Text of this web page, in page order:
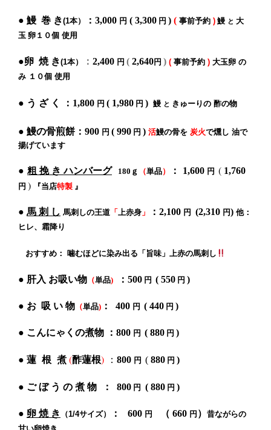
● 鰻 巻 き(1本） ：3,000 円 ( 3,300 円 ) ( 事前予約 ) 鰻 と 大
玉 卵 １０個 使用
●卵 焼 き(1本） ： 2,400 円 ( 2,640円 ) ( 事前予約 ) 大玉卵 の
み １０個 使用
● う ざ く ： 1,800 円 ( 1,980 円 ) 鰻 と きゅーりの 酢の物
● 鰻の骨煎餅 ：900 円 ( 990 円 ) 活鰻の骨を 炭火で燻し 油で
揚げています
● 粗 挽 き ハンバーグ 180ｇ （単品） ： 1,600 円 ( 1,760
円 ) 『当店特製 』
● 馬 刺 し 馬刺しの王道 「 上赤身 」 ： 2,100 円 (2,310 円) 他：
ヒレ、霜降り
おすすめ： 噛むほどに染み出る「旨味」上赤の馬刺し
● 肝入 お吸い物 （単品) ：500 円 ( 550 円 )
● お 吸 い 物 （単品) ： 400 円 ( 440 円 )
● こんにゃくの煮物 ：800 円 ( 880 円 )
● 蓮 根 煮(酢蓮根) ： 800 円 ( 880 円 )
● ご ぼ う の 煮 物 ： 800 円 ( 880 円 )
● 卵 焼 き （1/4サイズ） ： 600 円 （ 660 円 ） 昔ながらの